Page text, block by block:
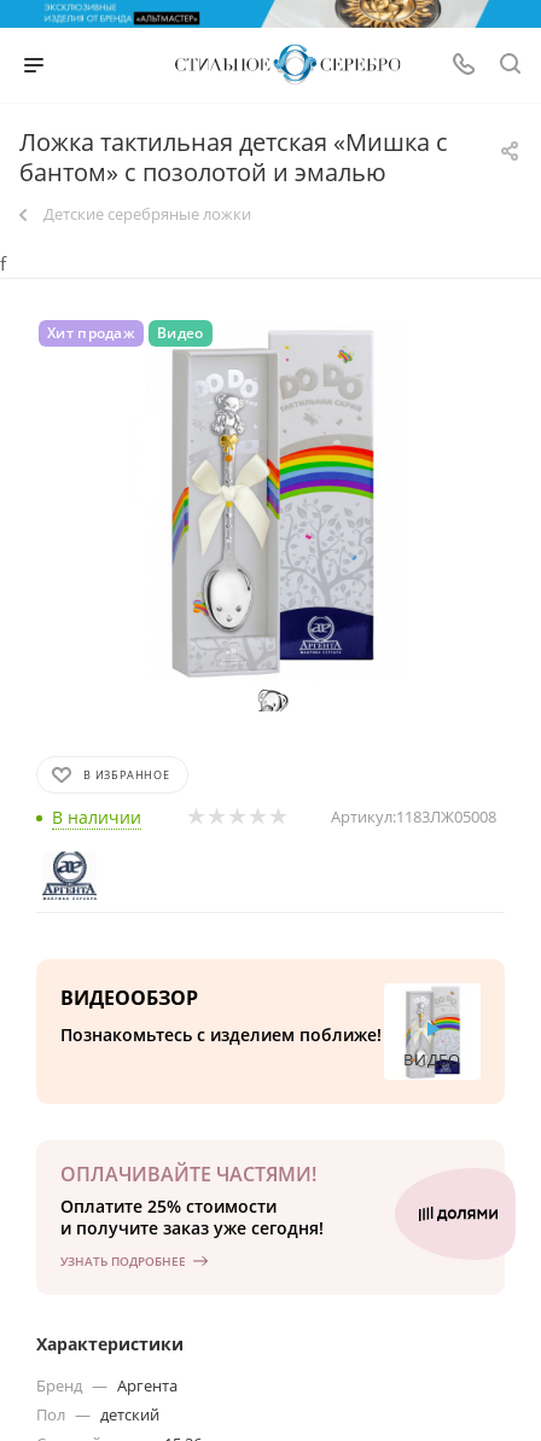
Ложка тактильная детская «Мишка с
бантом» с позолотой и эмалью
Детские серебряные ложки
f
Хит продаж Видео
В ИЗБРАННОЕ
В наличии Артикул:1183ЛЖ05008
ВИДЕООБЗОР
Познакомьтесь с изделием поближе!
ВИДЕО
ОПЛАЧИВАЙТЕ ЧАСТЯМИ!
Оплатите 25% стоимости
и получите заказ уже сегодня!
УЗНАТЬ ПОДРОБНЕЕ
Характеристики
Бренд — Аргента
Пол — детский